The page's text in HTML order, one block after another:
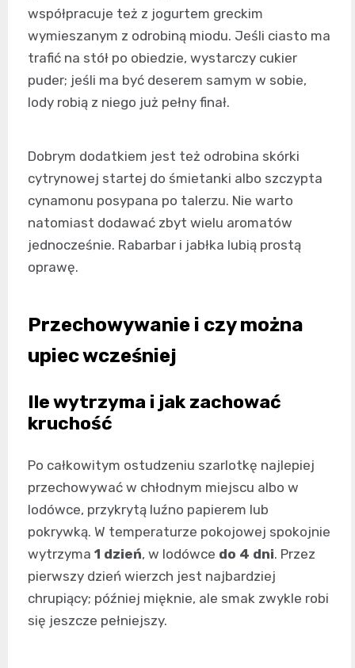
współpracuje też z jogurtem greckim
wymieszanym z odrobiną miodu. Jeśli ciasto ma
trafić na stół po obiedzie, wystarczy cukier
puder; jeśli ma być deserem samym w sobie,
lody robią z niego już pełny finał.
Dobrym dodatkiem jest też odrobina skórki
cytrynowej startej do śmietanki albo szczypta
cynamonu posypana po talerzu. Nie warto
natomiast dodawać zbyt wielu aromatów
jednocześnie. Rabarbar i jabłka lubią prostą
oprawę.
Przechowywanie i czy można
upiec wcześniej
Ile wytrzyma i jak zachować
kruchość
Po całkowitym ostudzeniu szarlotkę najlepiej
przechowywać w chłodnym miejscu albo w
lodówce, przykrytą luźno papierem lub
pokrywką. W temperaturze pokojowej spokojnie
wytrzyma 1 dzień, w lodówce do 4 dni. Przez
pierwszy dzień wierzch jest najbardziej
chrupiący; później mięknie, ale smak zwykle robi
się jeszcze pełniejszy.